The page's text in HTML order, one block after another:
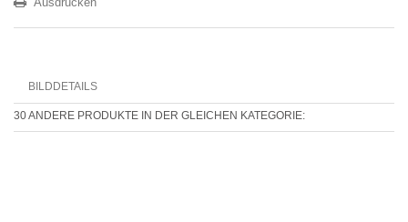
BILDDETAILS
30 ANDERE PRODUKTE IN DER GLEICHEN KATEGORIE: